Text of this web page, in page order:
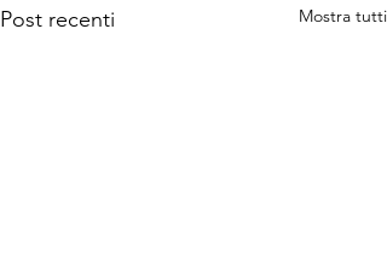
Post recenti Mostra tutti